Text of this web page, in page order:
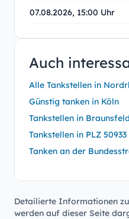
07.08.2026, 15:00 Uhr
Auch
Alle Tankstellen in
Günstig tanken in Köln
Tankstellen in Braunsfeld
Tankstellen in PLZ 50933
Tanken an der
Detailierte Informationen
werden auf dieser Seite